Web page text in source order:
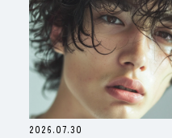
2026.07.30